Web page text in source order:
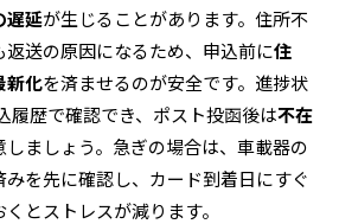
遅延が生じることがあります。住所不
送の原因になるため、申込前に住
新化を済ませるのが安全です。進捗状
履歴で確認でき、ポスト投函後は不在
ましょう。急ぎの場合は、車載器の
を先に確認し、カード到着日にすぐ
とストレスが減ります。